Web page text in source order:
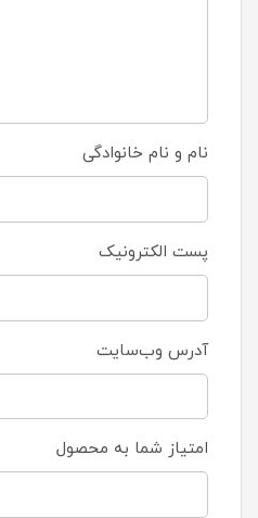
نام و نام خانوادگی
پست الکترونیک
آدرس وب‌سایت
امتیاز شما به محصول